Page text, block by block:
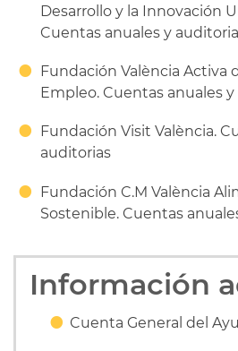
Desarrollo y la Innovación
Cuentas anuales y
Fundación València Activa
Empleo. Cuentas anuales
Fundación Visit València.
auditorias
Fundación C.M València
Sostenible. Cuentas
Información
Cuenta General del